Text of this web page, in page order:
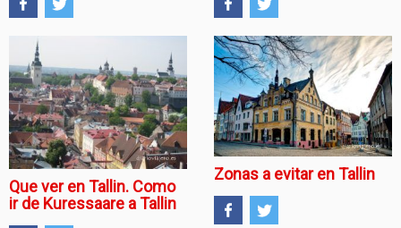
Que ver en Tallin. Como
ir de Kuressaare a Tallin
Zonas a evitar en Tallin